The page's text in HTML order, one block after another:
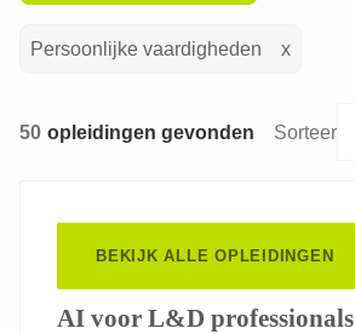
Persoonlijke vaardigheden
50 opleidingen gevonden Sorteer
BEKIJK ALLE OPLEIDINGEN
AI voor L&D professionals